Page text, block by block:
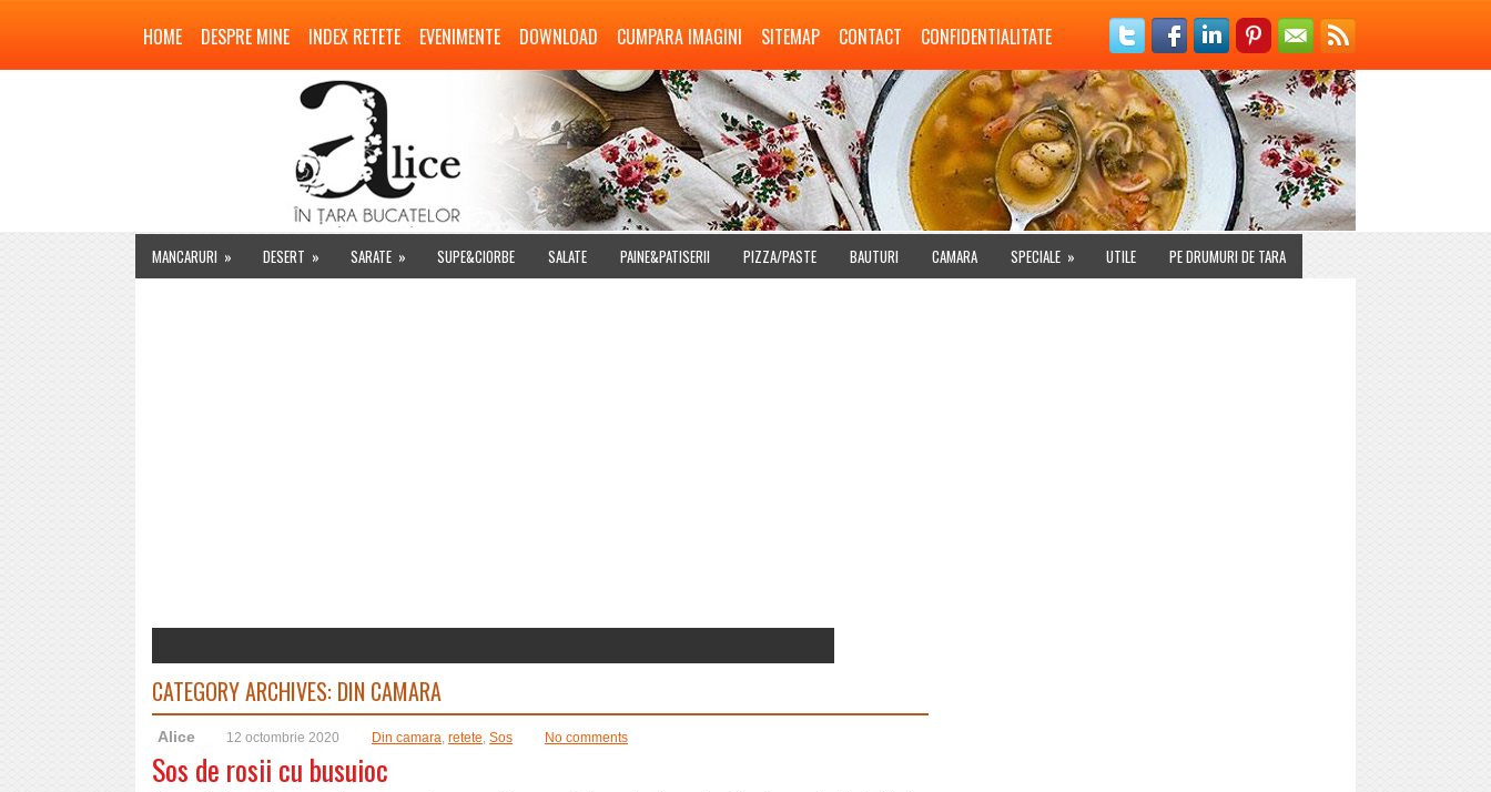
HOME DESPRE MINE INDEX RETETE EVENIMENTE DOWNLOAD CUMPARA IMAGINI SITEMAP CONTACT CONFIDENTIALITATE
MANCARURI » DESERT » SARATE » SUPE&CIORBE SALATE PAINE&PATISERII PIZZA/PASTE BAUTURI CAMARA SPECIALE » UTILE PE DRUMURI DE TARA
CATEGORY ARCHIVES: DIN CAMARA
Alice 12 octombrie 2020 Din camara, retete, Sos No comments
Sos de rosii cu busuioc